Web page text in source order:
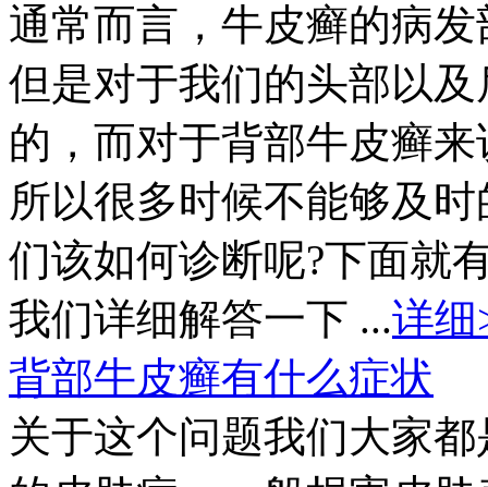
通常而言，牛皮癣的病
但是对于我们的头部以
的，而对于背部牛皮癣
所以很多时候不能够及
们该如何诊断呢?下面就
我们详细解答一下 ...详细
背部牛皮癣有什么症状
关于这个问题我们大家